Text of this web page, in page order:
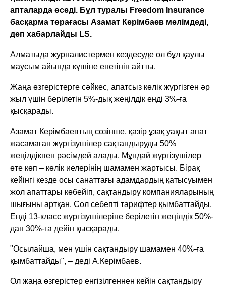
апталарда өседі. Бұл туралы Freedom Insurance
басқарма төрағасы Азамат Керімбаев мәлімдеді,
деп хабарлайды LS.
Алматыда журналистермен кездесуде ол бұл қаулы
маусым айында күшіне енетінін айтты.
Жаңа өзгерістерге сәйкес, апатсыз көлік жүргізген әр
жыл үшін берілетін 5%-дық жеңілдік енді 3%-ға
қысқарады.
Азамат Керімбаевтың сөзінше, қазір ұзақ уақыт апат
жасамаған жүргізушілер сақтандыруды 50%
жеңілдікпен рәсімдей алады. Мұндай жүргізушілер
өте көп – көлік иелерінің шамамен жартысы. Бірақ
кейінгі кезде осы санаттағы адамдардың қатысуымен
жол апаттары көбейіп, сақтандыру компанияларының
шығыны артқан. Сол себепті тарифтер қымбаттайды.
Енді 13-класс жүргізушілеріне берілетін жеңілдік 50%-
дан 30%-ға дейін қысқарады.
"Осылайша, мен үшін сақтандыру шамамен 40%-ға
қымбаттайды", – деді А.Керімбаев.
Ол жаңа өзгерістер енгізілгеннен кейін сақтандыру